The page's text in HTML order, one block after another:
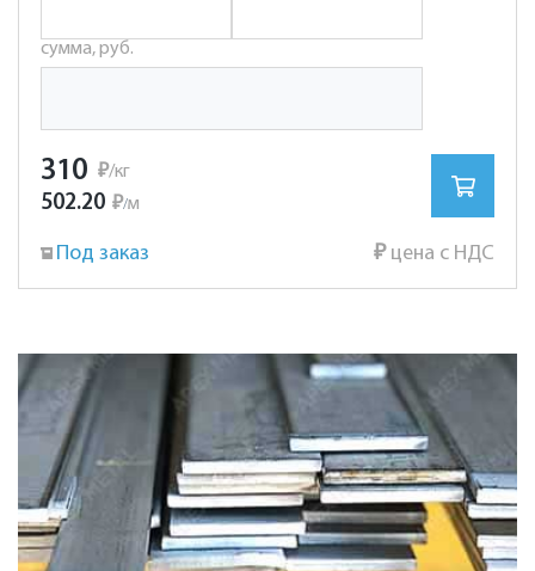
сумма, руб.
310 ₽/кг
502.20 ₽/м
Под заказ ₽цена с НДС